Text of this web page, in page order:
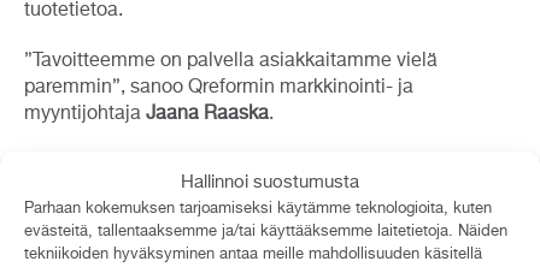
Hallinnoi suostumusta
Parhaan kokemuksen tarjoamiseksi käytämme teknologioita, kuten
evästeitä, tallentaaksemme ja/tai käyttääksemme laitetietoja. Näiden
tekniikoiden hyväksyminen antaa meille mahdollisuuden käsitellä
tuotetietoa.
”Tavoitteemme on palvella asiakkaitamme vielä
paremmin”, sanoo Qreformin markkinointi- ja
myyntijohtaja Jaana Raaska.
paremmin ydinasiakaskohderyhmien tiedonjanon
tarpeet ja tämä johtaa nopeammin
yhteistyökeskustelujen aloittamiseen”, sanoo Raaska.